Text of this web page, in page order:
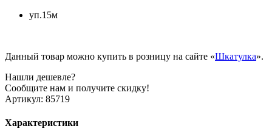
уп.15м
Данный товар можно купить в розницу на сайте «Шкатулка».
Нашли дешевле?
Сообщите нам и получите скидку!
Артикул: 85719
Характеристики